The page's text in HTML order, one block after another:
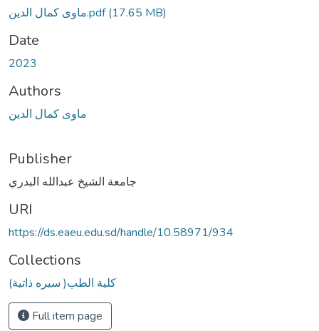
ماوى كمال الدين.pdf(17.65 MB)
Date
2023
Authors
ماوى كمال الدين
Publisher
جامعة الشيخ عبدالله البدري
URI
https://ds.eaeu.edu.sd/handle/10.58971/934
Collections
(سيره ذاتية )كلية الطب
Full item page